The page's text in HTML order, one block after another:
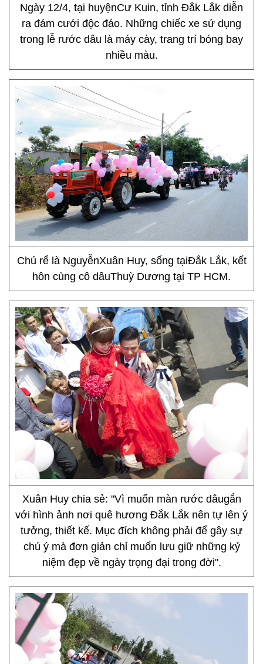
Ngày 12/4, tại huyệnCư Kuin, tỉnh Đắk Lắk diễn
ra đám cưới độc đáo. Những chiếc xe sử dụng
trong lễ rước dâu là máy cày, trang trí bóng bay
nhiều màu.
Chú rể là NguyễnXuân Huy, sống tạiĐắk Lắk, kết
hôn cùng cô dâuThuỳ Dương tại TP HCM.
Xuân Huy chia sẻ: "Vì muốn màn rước dâugắn
với hình ảnh nơi quê hương Đắk Lắk nên tự lên ý
tưởng, thiết kế. Mục đích không phải để gây sự
chú ý mà đơn giản chỉ muốn lưu giữ những kỷ
niệm đẹp về ngày trọng đại trong đời".